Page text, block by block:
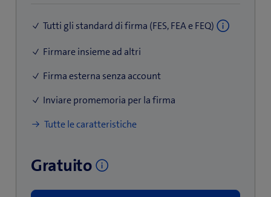
Tutti gli standard di firma (FES, FEA e FEQ)
Firmare insieme ad altri
Firma esterna senza account
Inviare promemoria per la firma
Tutte le caratteristiche
Gratuito